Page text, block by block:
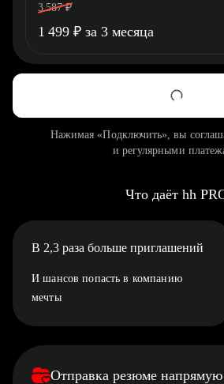
3 587 ₽
1 499 ₽ за 3 месяца
Нажимая «Подключить», вы
и регулярными
Что даёт hh
В 2,3 раза больше приглашений
И шансов попасть в компанию
мечты
Отправка резюме